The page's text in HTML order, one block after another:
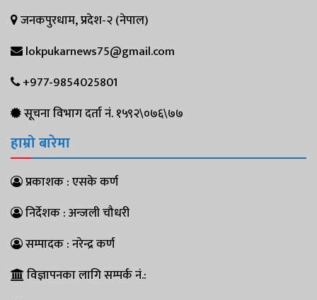
जनकपुरधाम, प्रदेश-२ (नेपाल)
lokpukarnews75@gmail.com
+977-9854025801
सूचना विभाग दर्ता नं. १५९२\०७६\७७
हाम्रो बारेमा
प्रकाशक : एसके कर्ण
निर्देशक : अन्जली चौधरी
सम्पादक : नरेन्द्र कर्ण
विज्ञापनका लागि सम्पर्क नं.: